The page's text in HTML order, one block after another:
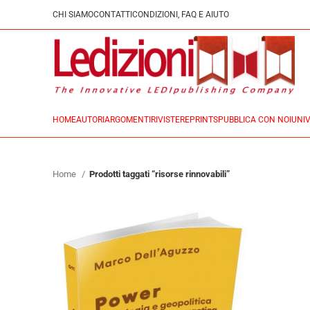
CHI SIAMOCONTATTI CONDIZIONI, FAQ E AIUTO
HOMEAUTORI ARGOMENTI RIVISTEREPRINTSPUBBLICA CON NOI
Home Prodotti taggati “risorse rinnovabili”